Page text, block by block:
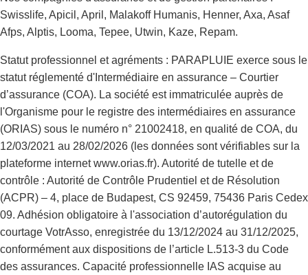
Swisslife, Apicil, April, Malakoff Humanis, Henner, Axa, Asaf
Afps, Alptis, Looma, Tepee, Utwin, Kaze, Repam.
Statut professionnel et agréments : PARAPLUIE exerce sous le
statut réglementé d'Intermédiaire en assurance – Courtier
d’assurance (COA). La société est immatriculée auprès de
l'Organisme pour le registre des intermédiaires en assurance
(ORIAS) sous le numéro n° 21002418, en qualité de COA, du
12/03/2021 au 28/02/2026 (les données sont vérifiables sur la
plateforme internet www.orias.fr). Autorité de tutelle et de
contrôle : Autorité de Contrôle Prudentiel et de Résolution
(ACPR) – 4, place de Budapest, CS 92459, 75436 Paris Cedex
09. Adhésion obligatoire à l'association d’autorégulation du
courtage VotrAsso, enregistrée du 13/12/2024 au 31/12/2025,
conformément aux dispositions de l’article L.513-3 du Code
des assurances. Capacité professionnelle IAS acquise au